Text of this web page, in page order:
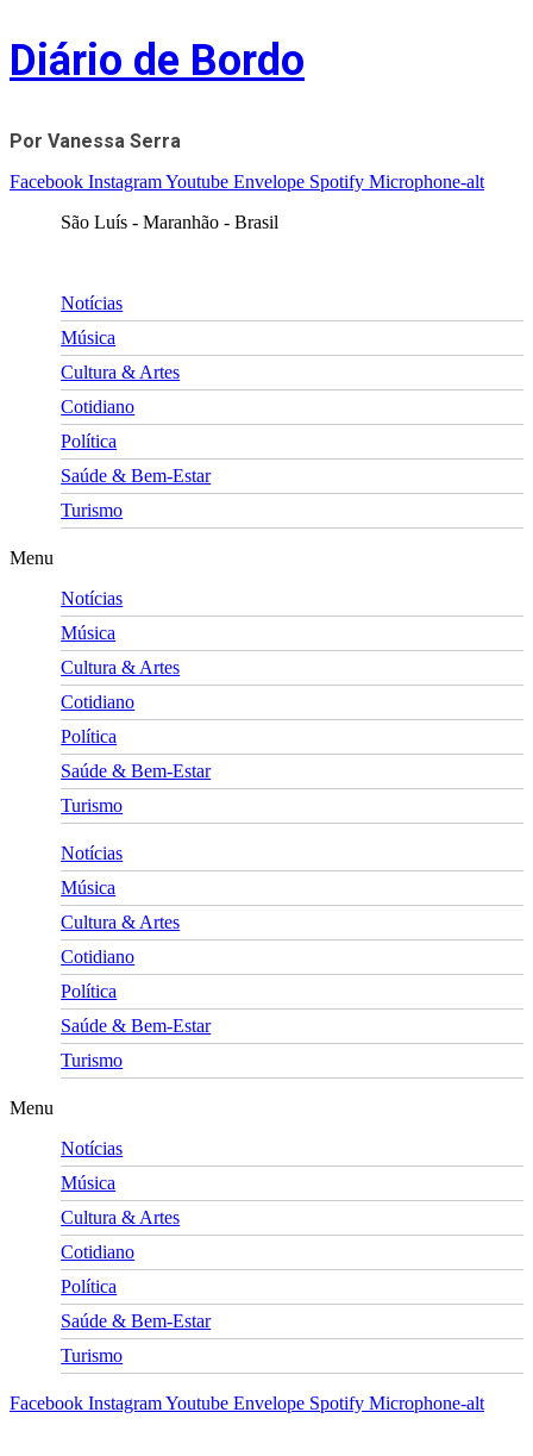
Skip
to
content
Diário de Bordo
Por Vanessa Serra
Facebook InstagramYoutube Envelope Spotify Microphone-alt
São Luís - Maranhão - Brasil
Notícias
Música
Cultura & Artes
Cotidiano
Política
Saúde & Bem-Estar
Turismo
Menu
Notícias
Música
Cultura & Artes
Cotidiano
Política
Saúde & Bem-Estar
Turismo
Notícias
Música
Cultura & Artes
Cotidiano
Política
Saúde & Bem-Estar
Turismo
Menu
Notícias
Música
Cultura & Artes
Cotidiano
Política
Saúde & Bem-Estar
Turismo
Facebook InstagramYoutube Envelope Spotify Microphone-alt